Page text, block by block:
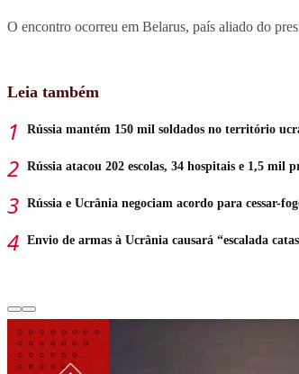
O encontro ocorreu em Belarus, país aliado do
Leia também
Rússia mantém 150 mil soldados no território
Rússia atacou 202 escolas, 34 hospitais e 1,5 mil
Rússia e Ucrânia negociam acordo para cessar-
Envio de armas à Ucrânia causará “escalada